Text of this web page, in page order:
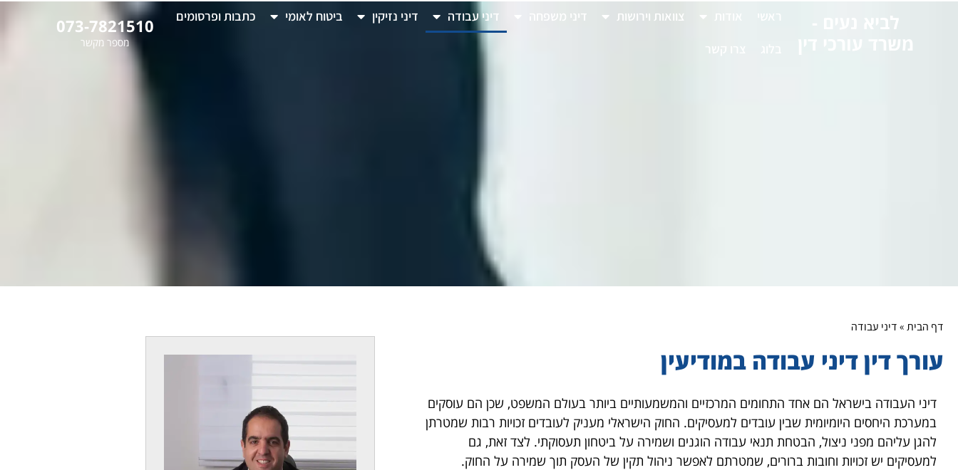
לביא נעים -
משרד עורכי דין
ראשי צוואות וירושות דיני משפחה דיני עבודה דיני נזיקין ביטוח לאומי
כתבות ופרסומים
צרו קשר
073-7821510
מספר מקשר
דף הבית»דיני עבודה
עורך דין דיני עבודה במודיעין
דיני העבודה בישראל הם אחד התחומים המרכזיים והמשמעותיים ביותר בעולם המשפט, שכן הם עוסקים
במערכת היחסים היומיומית שבין עובדים למעסיקים. החוק הישראלי מעניק לעובדים זכויות רבות שמטרתן
להגן עליהם מפני ניצול, הבטחת תנאי עבודה הוגנים ושמירה על ביטחון תעסוקתי. לצד זאת, גם
למעסיקים יש זכויות וחובות ברורים, שמטרתם לאפשר ניהול תקין של העסק תוך שמירה על החוק.